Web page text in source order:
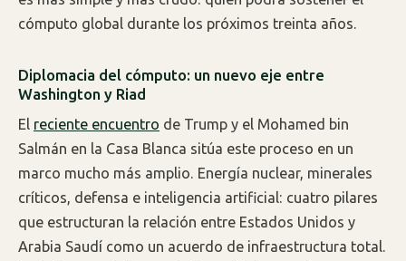
cómputo global durante los próximos treinta años.
Diplomacia del cómputo: un nuevo eje entre
Washington y Riad
El reciente encuentro de Trump y el Mohamed bin
Salmán en la Casa Blanca sitúa este proceso en un
marco mucho más amplio. Energía nuclear, minerales
críticos, defensa e inteligencia artificial: cuatro pilares
que estructuran la relación entre Estados Unidos y
Arabia Saudí como un acuerdo de infraestructura total.